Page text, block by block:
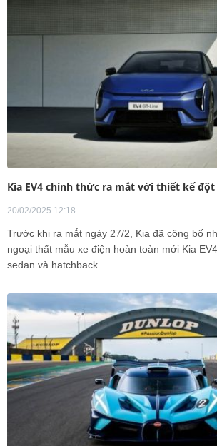
Kia EV4 chính thức ra mắt với thiết kế
20/02/2025 12:18
Trước khi ra mắt ngày 27/2, Kia đã công bố
ngoại thất mẫu xe điện hoàn toàn mới Kia
sedan và hatchback.